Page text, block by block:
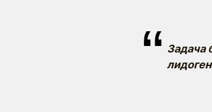
“ Задача